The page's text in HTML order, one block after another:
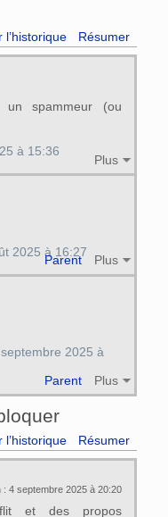
l’historique Résumer
spammeur (ou
Plus
à 15:36
Parent Plus
2025 à 16:27
Parent Plus
2025 à
l’historique Résumer
: 4 septembre 2025 à 20:20
et des propos